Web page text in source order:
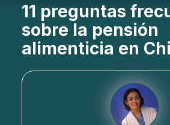
11 preguntas
sobre la pensión
alimenticia en